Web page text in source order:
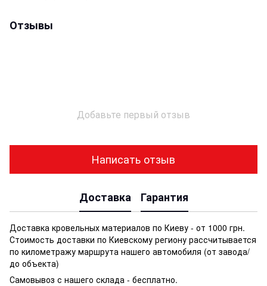
Отзывы
Добавьте первый отзыв
Написать отзыв
Доставка Гарантия
Доставка кровельных материалов по Киеву - от 1000 грн.
Стоимость доставки по Киевскому региону рассчитывается
по километражу маршрута нашего автомобиля (от завода/
до объекта)
Самовывоз с нашего склада - бесплатно.